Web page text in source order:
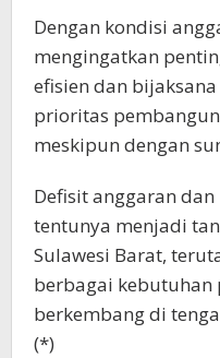
Dengan kondisi
mengingatkan
efisien dan
prioritas
meskipun dengan
Defisit anggaran
tentunya menjadi
Sulawesi Barat,
berbagai kebutuhan
berkembang di
(*)